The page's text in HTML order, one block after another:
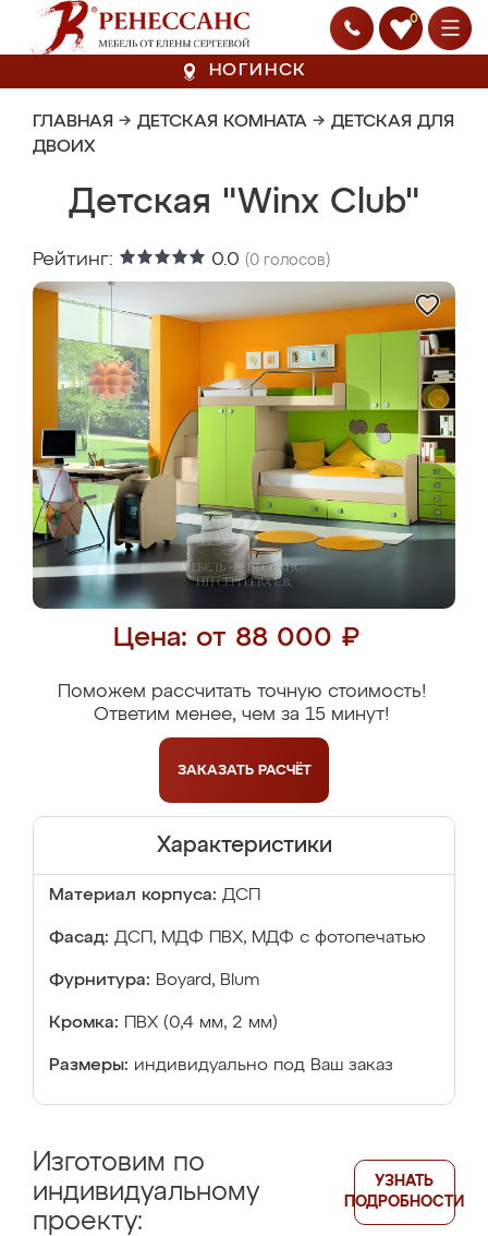
0
НОГИНСК
ГЛАВНАЯ → ДЕТСКАЯ КОМНАТА → ДЕТСКАЯ ДЛЯ
ДВОИХ
Детская "Winx Club"
Рейтинг: 0.0 (0 голосов)
Цена: от 88 000 ₽
Поможем рассчитать точную стоимость!
Ответим менее, чем за 15 минут!
ЗАКАЗАТЬ РАСЧЁТ
Характеристики
Материал корпуса: ДСП
Фасад: ДСП, МДФ ПВХ, МДФ с фотопечатью
Фурнитура: Boyard, Blum
Кромка: ПВХ (0,4 мм, 2 мм)
Размеры: индивидуально под Ваш заказ
Изготовим по
индивидуальному
проекту:
УЗНАТЬ
ПОДРОБНОСТИ